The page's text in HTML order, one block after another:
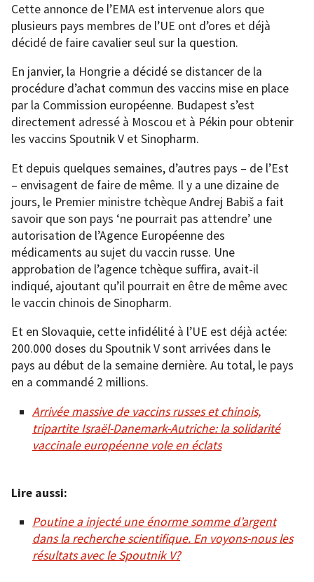
Cette annonce de l’EMA est intervenue alors que
plusieurs pays membres de l’UE ont d’ores et déjà
décidé de faire cavalier seul sur la question.
En janvier, la Hongrie a décidé se distancer de la
procédure d’achat commun des vaccins mise en place
par la Commission européenne. Budapest s’est
directement adressé à Moscou et à Pékin pour obtenir
les vaccins Spoutnik V et Sinopharm.
Et depuis quelques semaines, d’autres pays – de l’Est
– envisagent de faire de même. Il y a une dizaine de
jours, le Premier ministre tchèque Andrej Babiš a fait
savoir que son pays ‘ne pourrait pas attendre’ une
autorisation de l’Agence Européenne des
médicaments au sujet du vaccin russe. Une
approbation de l’agence tchèque suffira, avait-il
indiqué, ajoutant qu’il pourrait en être de même avec
le vaccin chinois de Sinopharm.
Et en Slovaquie, cette infidélité à l’UE est déjà actée:
200.000 doses du Spoutnik V sont arrivées dans le
pays au début de la semaine dernière. Au total, le pays
en a commandé 2 millions.
Arrivée massive de vaccins russes et chinois,
tripartite Israël-Danemark-Autriche: la solidarité
vaccinale européenne vole en éclats
Lire aussi:
Poutine a injecté une énorme somme d’argent
dans la recherche scientifique. En voyons-nous les
résultats avec le Spoutnik V?